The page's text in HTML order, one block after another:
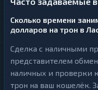
Сколько времени
долларов на трон в
Сделка с наличными
представителем
наличных и проверки
трон на ваш кошелёк.